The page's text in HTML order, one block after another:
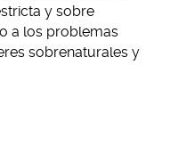
y sobre
a los problemas
sobrenaturales y